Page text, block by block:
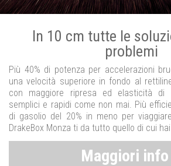
In 10 cm tutte le
problemi
Più 40% di potenza per accelerazioni
una velocità superiore in fondo al
con maggiore ripresa ed elasticità di
semplici e rapidi come non mai. Più
di gasolio del 20% in meno per
DrakeBox Monza ti da tutto quello di cui hai
Maggiori info